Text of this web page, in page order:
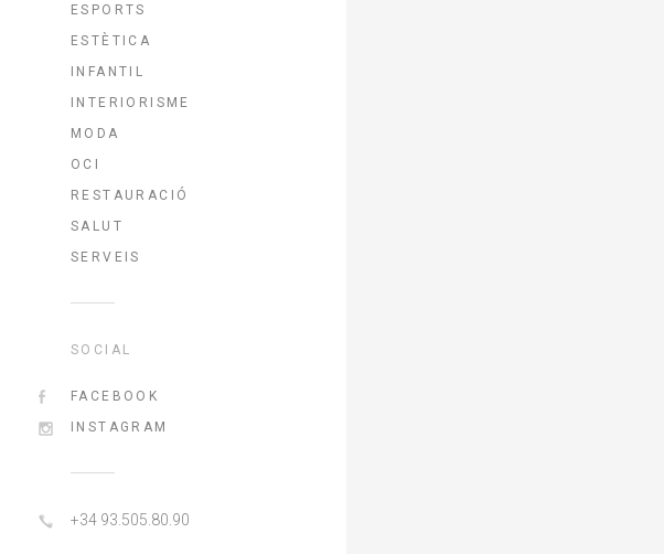
ESPORTS
ESTÈTICA
INFANTIL
INTERIORISME
MODA
OCI
RESTAURACIÓ
SALUT
SERVEIS
SOCIAL
FACEBOOK
INSTAGRAM
+34 93.505.80.90